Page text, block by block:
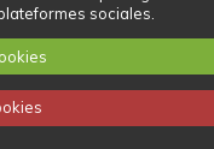
sociales.